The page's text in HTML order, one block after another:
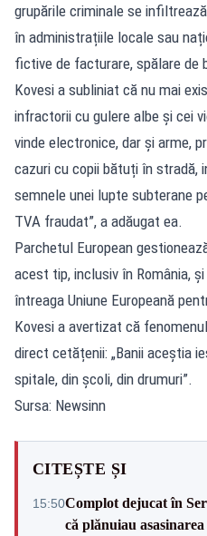
grupările criminale se
în administrațiile locale sau
fictive de facturare, spălare de
Kovesi a subliniat că nu mai
infractorii cu gulere albe și cei
vinde electronice, dar și arme,
cazuri cu copii bătuți în stradă,
semnele unei lupte subterane
TVA fraudat”, a adăugat ea.
Parchetul European
acest tip, inclusiv în România,
întreaga Uniune Europeană
Kovesi a avertizat că
direct cetățenii: „Banii aceștia
spitale, din școli, din drumuri”.
Sursa: Newsinn
CITEȘTE ȘI
15:50Complot dejucat în
că plănuiau